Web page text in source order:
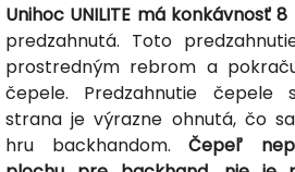
Unihoc UNILITE má konkávnosť
predzahnutá. Toto
prostredným rebrom a
čepele. Predzahnutie čepele
strana je výrazne ohnutá, čo
hru backhandom. Čepeľ